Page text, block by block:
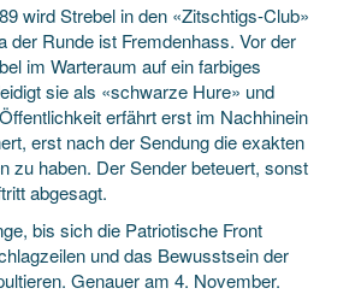
wird Strebel in den «Zitschtigs-Club»
der Runde ist Fremdenhass. Vor der
im Warteraum auf ein farbiges
sie als «schwarze Hure» und
erfährt erst im Nachhinein
erst nach der Sendung die exakten
zu haben. Der Sender beteuert, sonst
abgesagt.
bis sich die Patriotische Front
und das Bewusstsein der
Genauer am 4. November.